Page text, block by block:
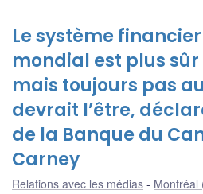
Le système financier
mondial est plus sûr
mais toujours pas
devrait l’être,
de la Banque du
Carney
Relations avec les médias Montréal